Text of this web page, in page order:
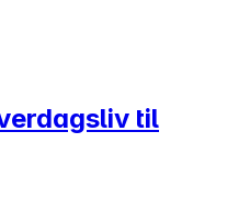
til